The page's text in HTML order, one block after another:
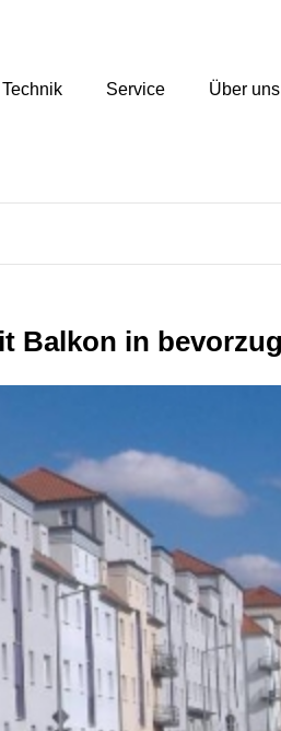
Technik Service Über uns
Balkon in